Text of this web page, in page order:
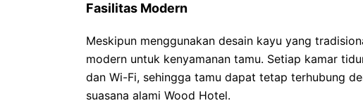
Fasilitas Modern
Meskipun menggunakan desain kayu yang
modern untuk kenyamanan tamu. Setiap kamar
dan Wi-Fi, sehingga tamu dapat tetap terhubung
suasana alami Wood Hotel.